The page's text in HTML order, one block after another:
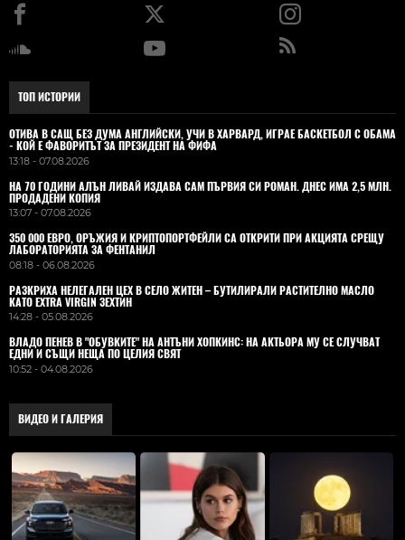
ТОП ИСТОРИИ
ОТИВА В САЩ БЕЗ ДУМА АНГЛИЙСКИ, УЧИ В ХАРВАРД, ИГРАЕ БАСКЕТБОЛ С ОБАМА
- КОЙ Е ФАВОРИТЪТ ЗА ПРЕЗИДЕНТ НА ФИФА
13:18 - 07.08.2026
НА 70 ГОДИНИ АЛЪН ЛИВАЙ ИЗДАВА САМ ПЪРВИЯ СИ РОМАН. ДНЕС ИМА 2,5 МЛН.
ПРОДАДЕНИ КОПИЯ
13:07 - 07.08.2026
350 000 ЕВРО, ОРЪЖИЯ И КРИПТОПОРТФЕЙЛИ СА ОТКРИТИ ПРИ АКЦИЯТА СРЕЩУ
ЛАБОРАТОРИЯТА ЗА ФЕНТАНИЛ
08:18 - 06.08.2026
РАЗКРИХА НЕЛЕГАЛЕН ЦЕХ В СЕЛО ЖИТЕН – БУТИЛИРАЛИ РАСТИТЕЛНО МАСЛО
КАТО EXTRA VIRGIN ЗЕХТИН
14:28 - 05.08.2026
ВЛАДO ПЕНЕВ В "ОБУВКИТЕ" НА АНТЪНИ ХОПКИНС: НА АКТЬОРА МУ СЕ СЛУЧВАТ
ЕДНИ И СЪЩИ НЕЩА ПО ЦЕЛИЯ СВЯТ
10:52 - 04.08.2026
ВИДЕО И ГАЛЕРИЯ